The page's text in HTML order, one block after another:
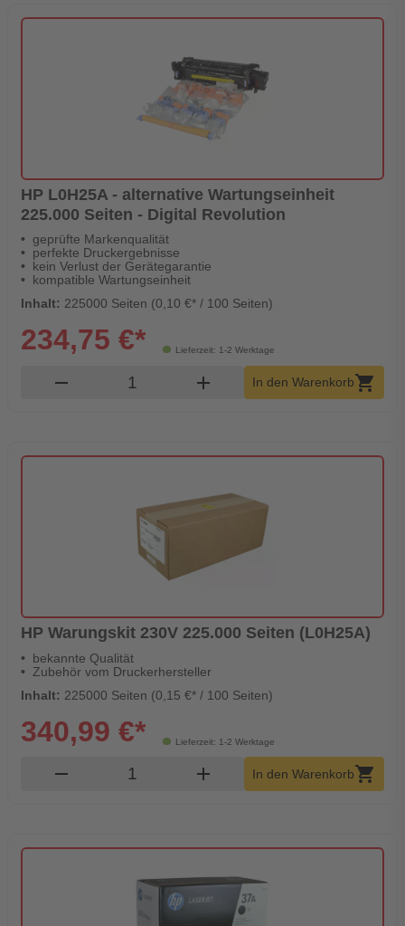
HP L0H25A - alternative Wartungseinheit
225.000 Seiten - Digital Revolution
geprüfte Markenqualität
perfekte Druckergebnisse
kein Verlust der Gerätegarantie
kompatible Wartungseinheit
Inhalt: 225000 Seiten (0,10 €* / 100 Seiten)
Lieferzeit: 1-2 Werktage
234,75 €*
remove Produkt Warenkorb Menge
add In den Warenkorbshopping_cart
HP Warungskit 230V 225.000 Seiten (L0H25A)
bekannte Qualität
Zubehör vom Druckerhersteller
Inhalt: 225000 Seiten (0,15 €* / 100 Seiten)
Lieferzeit: 1-2 Werktage
340,99 €*
remove Produkt Warenkorb Menge
add In den Warenkorbshopping_cart